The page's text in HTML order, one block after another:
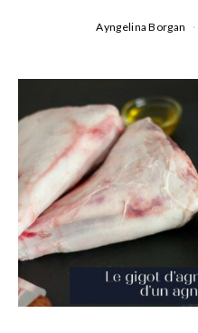
Ayngelina Borgan